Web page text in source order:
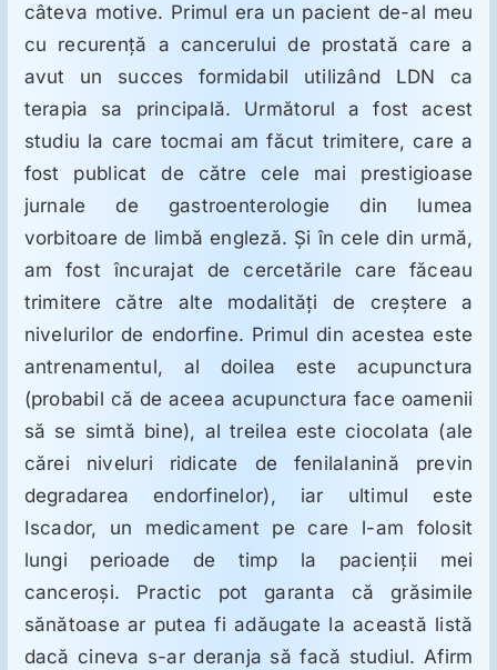
câteva motive. Primul era un pacient de-al meu
cu recurenţă a cancerului de prostată care a
avut un succes formidabil utilizând LDN ca
terapia sa principală. Următorul a fost acest
studiu la care tocmai am făcut trimitere, care a
fost publicat de către cele mai prestigioase
jurnale de gastroenterologie din lumea
vorbitoare de limbă engleză. Şi în cele din urmă,
am fost încurajat de cercetările care făceau
trimitere către alte modalităţi de creştere a
nivelurilor de endorfine. Primul din acestea este
antrenamentul, al doilea este acupunctura
(probabil că de aceea acupunctura face oamenii
să se simtă bine), al treilea este ciocolata (ale
cărei niveluri ridicate de fenilalanină previn
degradarea endorfinelor), iar ultimul este
Iscador, un medicament pe care l-am folosit
lungi perioade de timp la pacienţii mei
canceroşi. Practic pot garanta că grăsimile
sănătoase ar putea fi adăugate la această listă
dacă cineva s-ar deranja să facă studiul. Afirm